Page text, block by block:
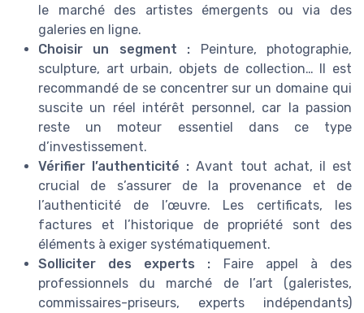
le marché des artistes émergents ou via des
galeries en ligne.
Choisir un segment : Peinture, photographie,
sculpture, art urbain, objets de collection… Il est
recommandé de se concentrer sur un domaine qui
suscite un réel intérêt personnel, car la passion
reste un moteur essentiel dans ce type
d’investissement.
Vérifier l’authenticité : Avant tout achat, il est
crucial de s’assurer de la provenance et de
l’authenticité de l’œuvre. Les certificats, les
factures et l’historique de propriété sont des
éléments à exiger systématiquement.
Solliciter des experts : Faire appel à des
professionnels du marché de l’art (galeristes,
commissaires-priseurs, experts indépendants)